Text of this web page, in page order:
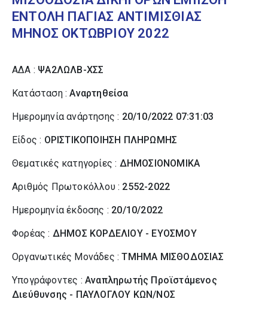
ΕΝΤΟΛΗ ΠΑΓΙΑΣ ΑΝΤΙΜΙΣΘΙΑΣ
ΜΗΝΟΣ ΟΚΤΩΒΡΙΟΥ 2022
ΑΔΑ : ΨΑ2ΛΩΛΒ-ΧΣΣ
Κατάσταση :Αναρτηθείσα
Ημερομηνία ανάρτησης : 20/10/2022 07:31:03
Είδος : ΟΡΙΣΤΙΚΟΠΟΙΗΣΗ ΠΛΗΡΩΜΗΣ
Θεματικές κατηγορίες : ΔΗΜΟΣΙΟΝΟΜΙΚΑ
Αριθμός Πρωτοκόλλου : 2552-2022
Ημερομηνία έκδοσης : 20/10/2022
Φορέας : ΔΗΜΟΣ ΚΟΡΔΕΛΙΟΥ - ΕΥΟΣΜΟΥ
Οργανωτικές Μονάδες :ΤΜΗΜΑ ΜΙΣΘΟΔΟΣΙΑΣ
Υπογράφοντες : Αναπληρωτής Προϊστάμενος
Διεύθυνσης - ΠΑΥΛΟΓΛΟΥ ΚΩΝ/ΝΟΣ